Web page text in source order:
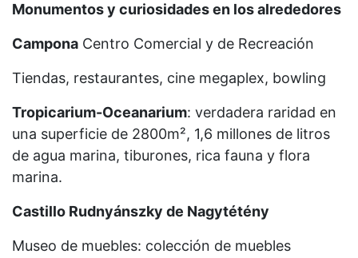
Monumentos y curiosidades en los alrededores
Campona Centro Comercial y de Recreación
Tiendas, restaurantes, cine megaplex, bowling
Tropicarium-Oceanarium: verdadera raridad en
una superficie de 2800m², 1,6 millones de litros
de agua marina, tiburones, rica fauna y flora
marina.
Castillo Rudnyánszky de Nagytétény
Museo de muebles: colección de muebles